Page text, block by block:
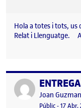
Hola a totes i tots, us
Relat i Llenguatge.
Publicat per
Publicat per
Joan
Visibilitat:
Públic-Data
17 Abr.